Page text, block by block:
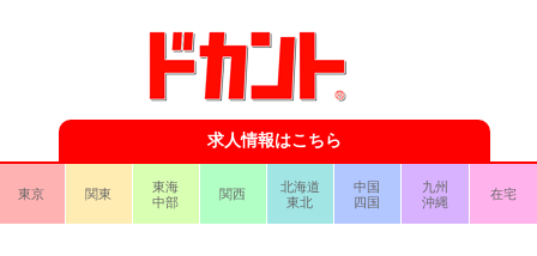
求人情報はこちら
東京 関東
東海
中部
関西
北海道
東北
中国
四国
九州
沖縄
在宅